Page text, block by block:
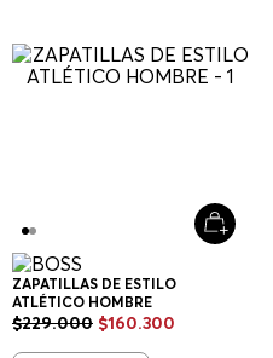
ZAPATILLAS DE ESTILO
ATLÉTICO HOMBRE
$229.000 $160.300